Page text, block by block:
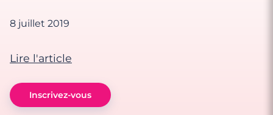
8 juillet 2019
Lire l'article
Inscrivez-vous